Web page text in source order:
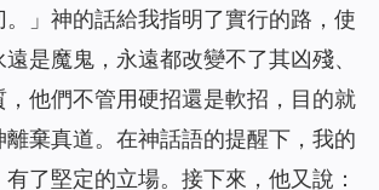
」神的話給我指明了實行的路，使
是魔鬼，永遠都改變不了其凶殘、
他們不管用硬招還是軟招，目的就
離棄真道。在神話語的提醒下，我的
了堅定的立場。接下來，他又說：